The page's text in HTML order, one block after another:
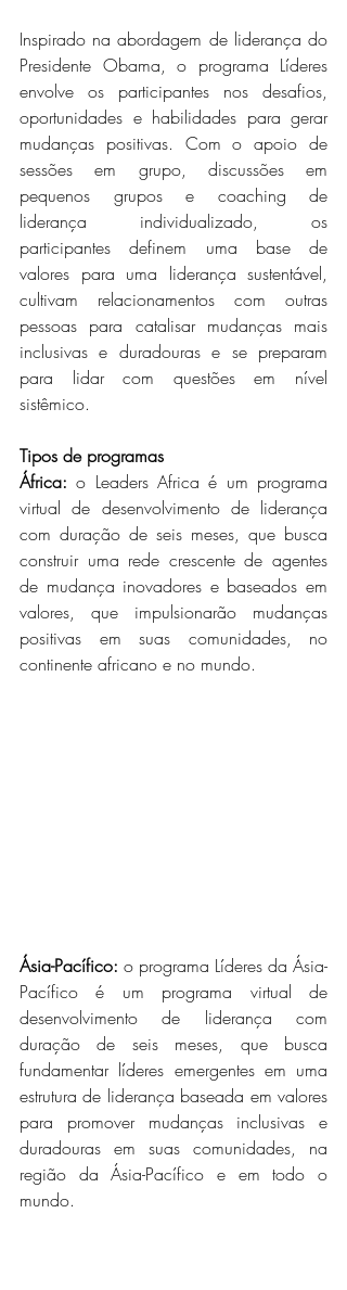
Inspirado na abordagem de liderança do
Presidente Obama, o programa Líderes
envolve os participantes nos desafios,
oportunidades e habilidades para gerar
mudanças positivas. Com o apoio de
sessões em grupo, discussões em
pequenos grupos e coaching de
liderança individualizado, os
participantes definem uma base de
valores para uma liderança sustentável,
cultivam relacionamentos com outras
pessoas para catalisar mudanças mais
inclusivas e duradouras e se preparam
para lidar com questões em nível
sistêmico.
Tipos de programas
África: o Leaders Africa é um programa
virtual de desenvolvimento de liderança
com duração de seis meses, que busca
construir uma rede crescente de agentes
de mudança inovadores e baseados em
valores, que impulsionarão mudanças
positivas em suas comunidades, no
continente africano e no mundo.
Ásia-Pacífico: o programa Líderes da Ásia-
Pacífico é um programa virtual de
desenvolvimento de liderança com
duração de seis meses, que busca
fundamentar líderes emergentes em uma
estrutura de liderança baseada em valores
para promover mudanças inclusivas e
duradouras em suas comunidades, na
região da Ásia-Pacífico e em todo o
mundo.